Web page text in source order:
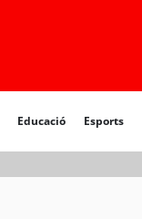
Educació Esports